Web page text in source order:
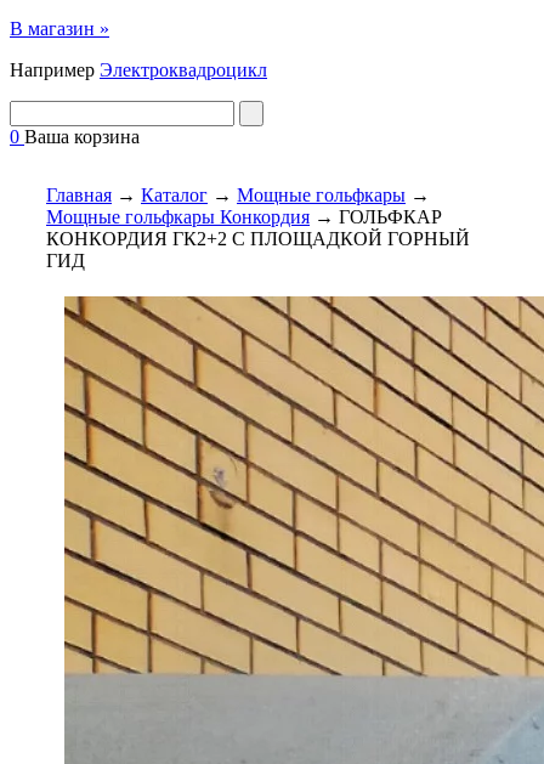
В магазин »
Например Электроквадроцикл
0 Ваша корзина
Главная → Каталог → Мощные гольфкары →
Мощные гольфкары Конкордия → ГОЛЬФКАР
КОНКОРДИЯ ГК2+2 С ПЛОЩАДКОЙ ГОРНЫЙ
ГИД